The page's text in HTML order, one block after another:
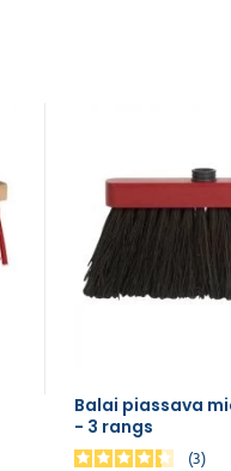
Balai piassava
- 3 rangs
3